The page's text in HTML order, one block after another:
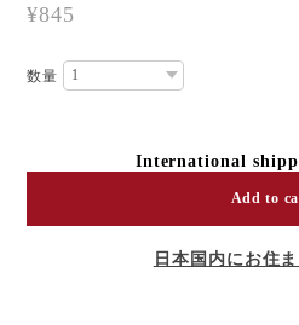
¥845
数量
International
Add to
日本国内にお住